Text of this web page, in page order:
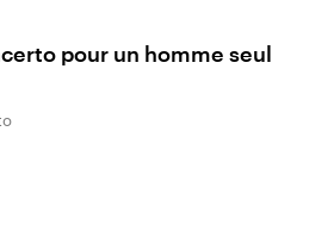
pour un homme seul